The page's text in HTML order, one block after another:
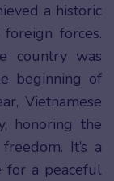
a historic
forces.
country was
beginning of
Vietnamese
honoring the
It’s a
for a peaceful